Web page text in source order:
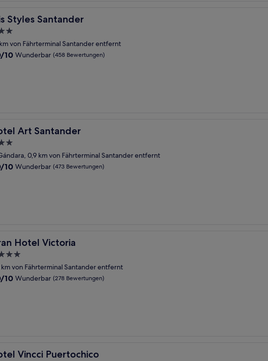
Styles Santander
Styles Santander
von Fährterminal Santander entfernt
10 Wunderbar (458 Bewertungen)
Art Santander
Art Santander
0,9 km von Fährterminal Santander entfernt
10 Wunderbar (473 Bewertungen)
Hotel Victoria
Hotel Victoria
von Fährterminal Santander entfernt
10 Wunderbar (278 Bewertungen)
Vincci Puertochico
Vincci Puertochico